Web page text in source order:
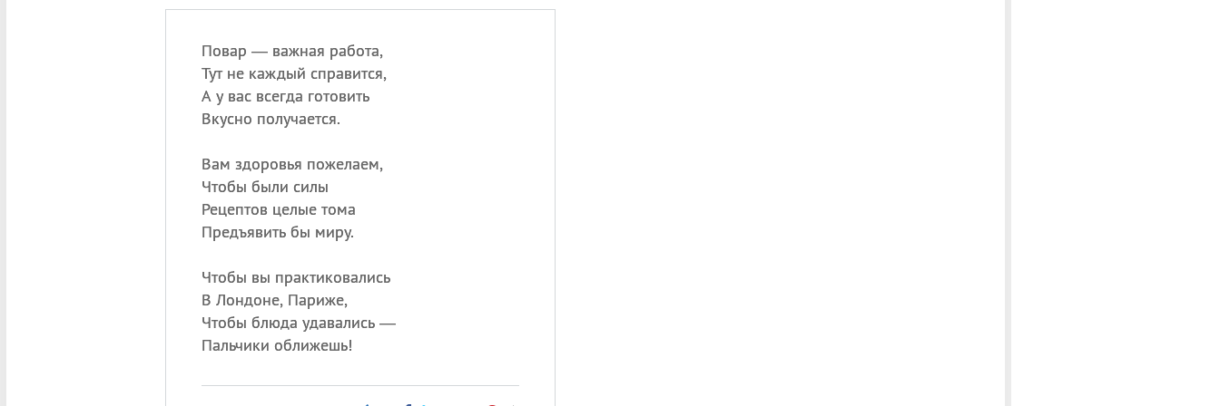
Повар — важная работа,
Тут не каждый справится,
А у вас всегда готовить
Вкусно получается.
Вам здоровья пожелаем,
Чтобы были силы
Рецептов целые тома
Предъявить бы миру.
Чтобы вы практиковались
В Лондоне, Париже,
Чтобы блюда удавались —
Пальчики оближешь!